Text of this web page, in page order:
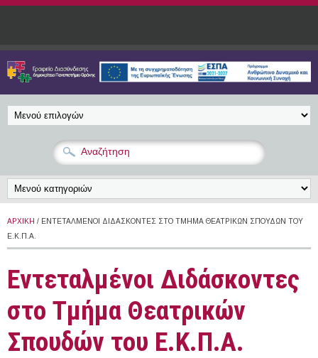
Παράκαμψη προς το κυρίως περιεχόμενο
ΑΡΧΙΚΉ / ΕΝΤΕΤΑΛΜΈΝΟΙ ΔΙΔΆΣΚΟΝΤΕΣ ΣΤΟ ΤΜΉΜΑ ΘΕΑΤΡΙΚΏΝ ΣΠΟΥΔΏΝ ΤΟΥ
Ε.Κ.Π.Α.
Εντεταλμένοι Διδάσκοντες
στο Τμήμα Θεατρικών
Σπουδών του Ε.Κ.Π.Α.